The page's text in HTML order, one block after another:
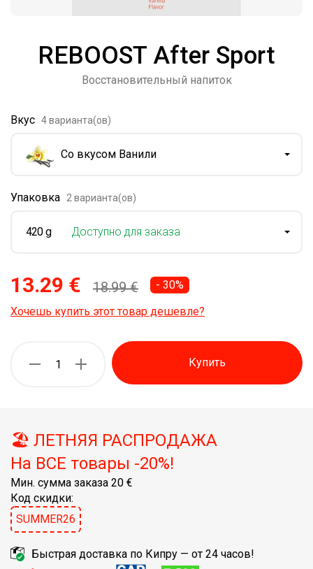
REBOOST After Sport
Восстановительный напиток
Вкус 4 варианта(ов)
Со вкусом Ванили
Упаковка 2 варианта(ов)
420 g Доступно для заказа
13.29 € 18.99 € - 30%
Хочешь купить этот товар дешевле?
Купить
🏖️ ЛЕТНЯЯ РАСПРОДАЖА
На ВСЕ товары -20%!
Мин. сумма заказа 20 €
Код скидки:
SUMMER26
Быстрая доставка по Кипру — от 24 часов!